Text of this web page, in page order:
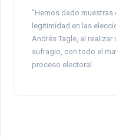
“Hemos dado muestras
legitimidad en las
Andrés Tagle, al
sufragio, con todo el
proceso electoral.